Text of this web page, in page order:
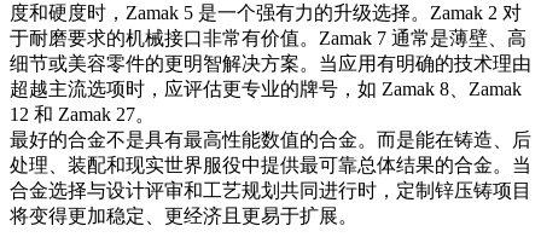
度和硬度时，Zamak 5 是一个强有力的升级选择。Zamak 2 对
于耐磨要求的机械接口非常有价值。Zamak 7 通常是薄壁、高
细节或美容零件的更明智解决方案。当应用有明确的技术理由
超越主流选项时，应评估更专业的牌号，如 Zamak 8、Zamak
12 和 Zamak 27。
最好的合金不是具有最高性能数值的合金。而是能在铸造、后
处理、装配和现实世界服役中提供最可靠总体结果的合金。当
合金选择与设计评审和工艺规划共同进行时，定制锌压铸项目
将变得更加稳定、更经济且更易于扩展。